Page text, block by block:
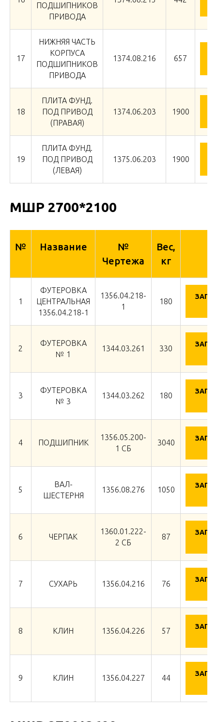
ПОДШИПНИКОВ
ПРИВОДА
17
НИЖНЯЯ ЧАСТЬ
КОРПУСА
ПОДШИПНИКОВ
ПРИВОДА
1374.08.216 657
18
ПЛИТА ФУНД.
ПОД ПРИВОД
(ПРАВАЯ)
1374.06.203 1900
19
ПЛИТА ФУНД.
ПОД ПРИВОД
(ЛЕВАЯ)
1375.06.203 1900
МШР 2700*2100
№ Название
№
Чертежа
Вес,
кг
1
ФУТЕРОВКА
ЦЕНТРАЛЬНАЯ
1356.04.218-1
1356.04.218-
1
180
2
ФУТЕРОВКА
№ 1
1344.03.261 330
3
ФУТЕРОВКА
№ 3
1344.03.262 180
4 ПОДШИПНИК
1356.05.200-
1 СБ
3040
5
ВАЛ-
ШЕСТЕРНЯ
1356.08.276 1050
6 ЧЕРПАК
1360.01.222-
2 СБ
87
7 СУХАРЬ 1356.04.216 76
8 КЛИН 1356.04.226 57
9 КЛИН 1356.04.227 44